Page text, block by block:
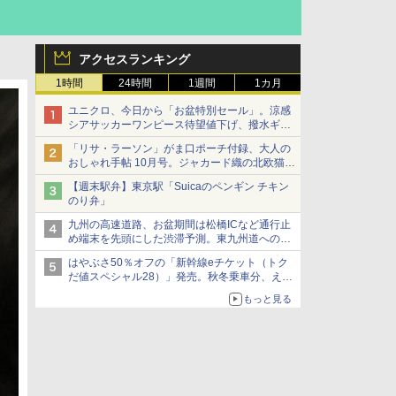
アクセスランキング
1時間 24時間 1週間 1カ月
ユニクロ、今日から「お盆特別セール」。涼感
シアサッカーワンピース待望値下げ、撥水ギア
ショーツは1990円に
「リサ・ラーソン」がま口ポーチ付録、大人の
おしゃれ手帖 10月号。ジャカード織の北欧猫デ
ザイン
【週末駅弁】東京駅「Suicaのペンギン チキン
のり弁」
九州の高速道路、お盆期間は松橋ICなど通行止
め端末を先頭にした渋滞予測。東九州道への迂
回は料金調整を実施
はやぶさ50％オフの「新幹線eチケット（トク
だ値スペシャル28）」発売。秋冬乗車分、えき
もっと見る